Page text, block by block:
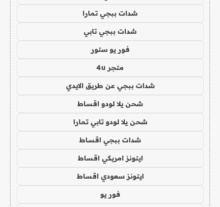
شدات ببجي تمارا
شدات ببجي تابي
فور يو ستور
متجر 4u
شدات ببجي عن طريق الايدي
شحن يلا لودو اقساط
شحن يلا لودو تابي تمارا
شدات ببجي اقساط
ايتونز امريكي اقساط
ايتونز سعودي اقساط
فور يو